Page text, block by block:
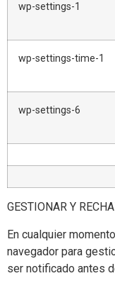
wp-settings-1
wp-settings-time-1
wp-settings-6
GESTIONAR Y
En cualquier
navegador para
ser notificado antes